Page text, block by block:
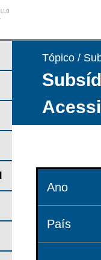
Tópico /
Ano
País